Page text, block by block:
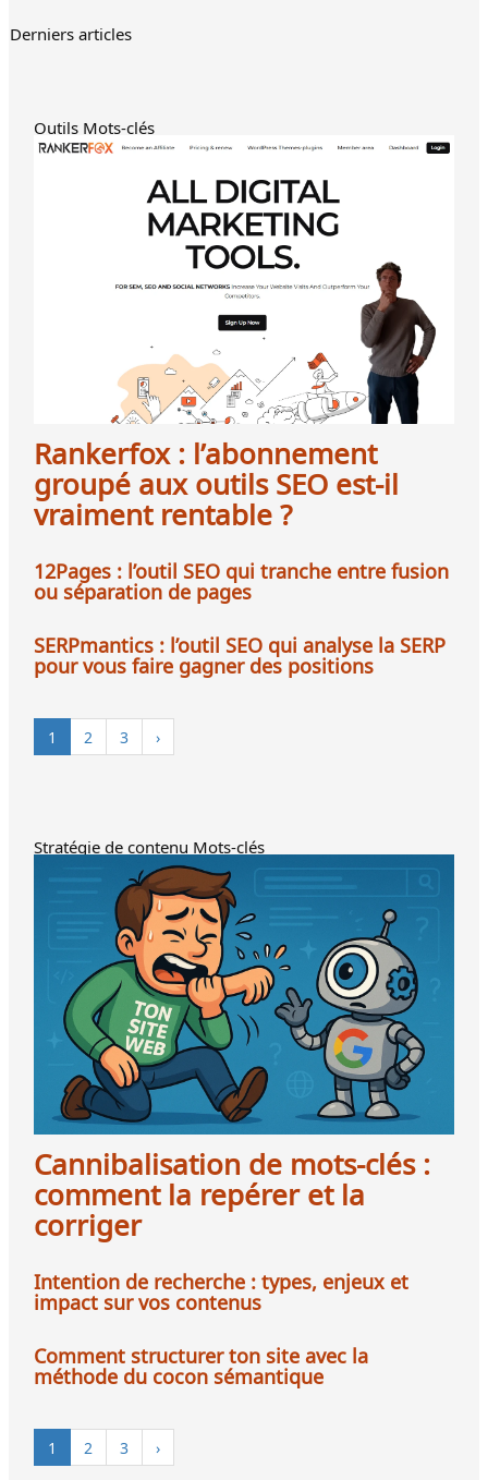
Derniers articles
Outils Mots-clés
Rankerfox : l’abonnement
groupé aux outils SEO est-il
vraiment rentable ?
12Pages : l’outil SEO qui tranche entre fusion
ou séparation de pages
SERPmantics : l’outil SEO qui analyse la SERP
pour vous faire gagner des positions
1 2 3 ›
Stratégie de contenu Mots-clés
Cannibalisation de mots-clés :
comment la repérer et la
corriger
Intention de recherche : types, enjeux et
impact sur vos contenus
Comment structurer ton site avec la
méthode du cocon sémantique
1 2 3 ›